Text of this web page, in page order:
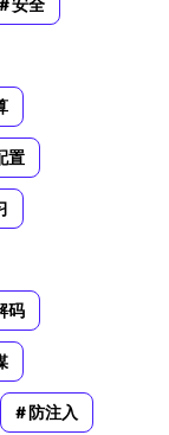
安全
置
码
防注入